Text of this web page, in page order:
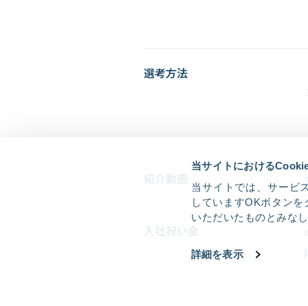
当サイトにおける
当サイトでは、サービ
していますOKボタン
いただいたものとみな
詳細を表示
選考方法